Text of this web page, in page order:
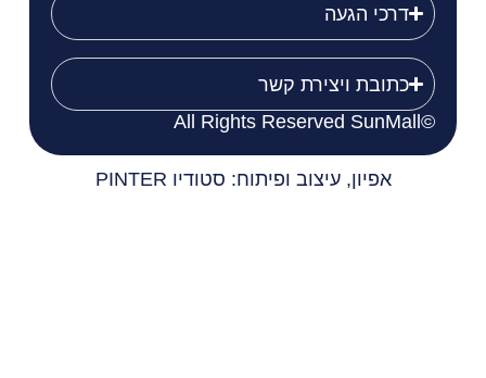
דרכי הגעה
כתובת ויצירת קשר
©All Rights Reserved SunMall
אפיון, עיצוב ופיתוח: סטודיו PINTER